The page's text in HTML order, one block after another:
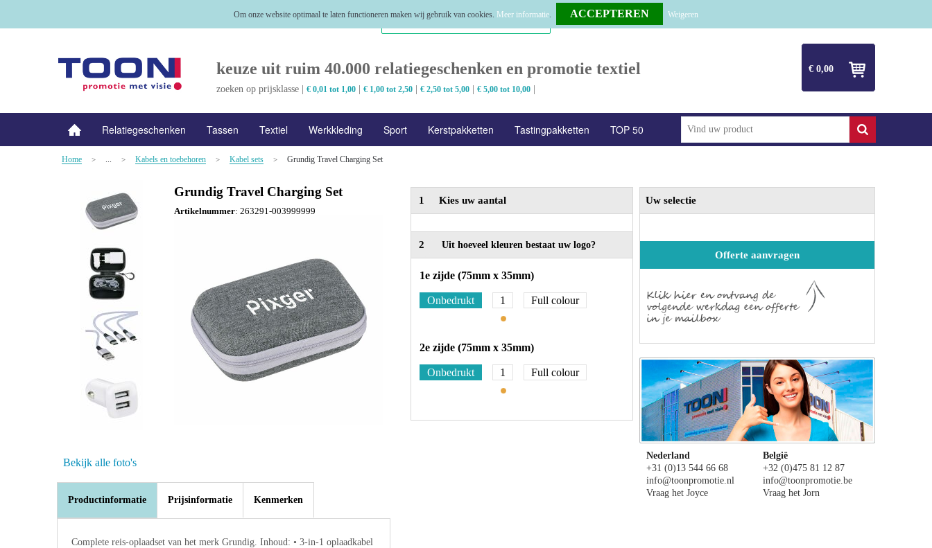
keuze uit ruim 40.000 relatiegeschenken en promotie textiel
zoeken op prijsklasse | € 0,01 tot 1,00| € 1,00 tot 2,50| € 2,50 tot 5,00| € 5,00 tot 10,00|
€ 0,00
Relatiegeschenken Tassen Textiel Werkkleding Sport Kerstpakketten Tastingpakketten TOP 50
NIEUW Alle categorieën
Home > ... > Kabels en toebehoren > Kabel sets > Grundig Travel Charging Set
Bekijk alle foto's
Grundig Travel Charging Set
Artikelnummer:263291-003999999
1 Kies uw aantal
2 Uit hoeveel kleuren bestaat uw logo?
1e zijde (75mm x 35mm)
Onbedrukt 1 Full colour
2e zijde (75mm x 35mm)
Onbedrukt 1 Full colour
Uw selectie
Offerte aanvragen
Nederland
+31 (0)13 544 66 68
info@toonpromotie.nl
Vraag het Joyce
België
+32 (0)475 81 12 87
info@toonpromotie.be
Vraag het Jorn
Productinformatie Prijsinformatie Kenmerken
Complete reis-oplaadset van het merk Grundig. Inhoud: • 3-in-1 oplaadkabel
Om onze website optimaal te laten functioneren maken wij gebruik van cookies. Meer informatie. Weigeren